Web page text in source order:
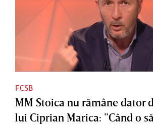
FCSB
MM Stoica nu rămâne dator
lui Ciprian Marica: ”Când o